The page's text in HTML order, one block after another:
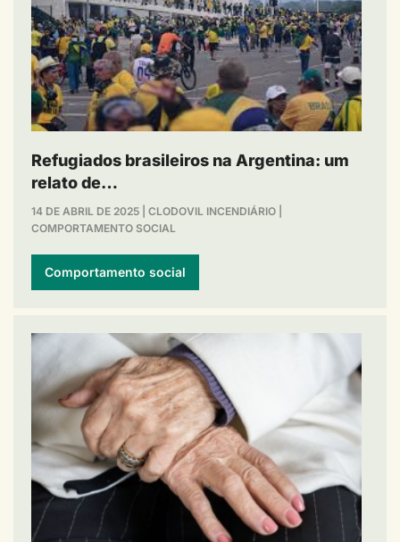
Refugiados brasileiros na Argentina: um
relato de…
14 DE ABRIL DE 2025 CLODOVIL INCENDIÁRIO
COMPORTAMENTO SOCIAL
Comportamento social